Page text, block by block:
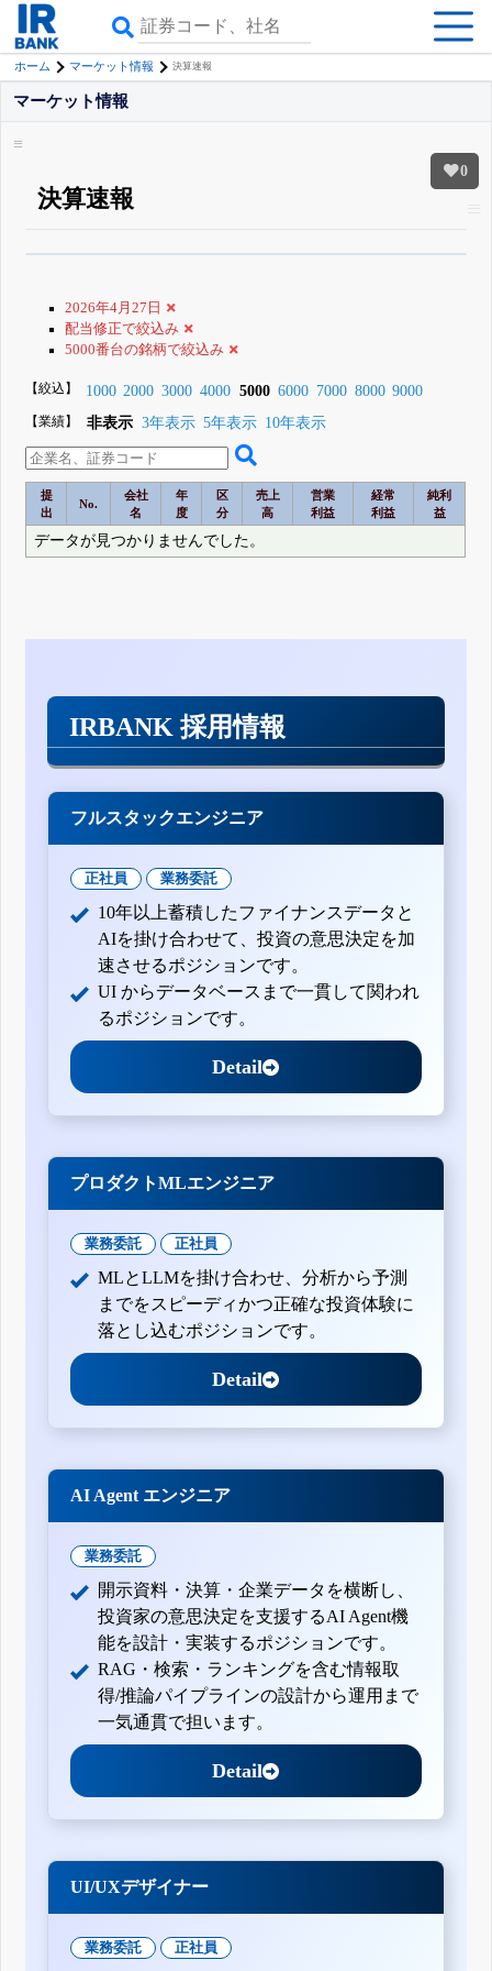
ホーム マーケット情報 決算速報
0
マーケット情報
決算速報
登録すると永久30%OFFと米株版の先行利用も付きます
2026年4月27日
配当修正で絞込み
5000番台の銘柄で絞込み
【絞込】 1000 2000 3000 4000 5000 6000 7000 8000 9000
【業績】 非表示 3年表示 5年表示 10年表示
提
出
No.
会社
名
年
度
区
分
売上
高
営業
利益
経常
利益
純利
益
データが見つかりませんでした。
IRBANK 採用情報
フルスタックエンジニア
正社員 業務委託
10年以上蓄積したファイナンスデータと
AIを掛け合わせて、投資の意思決定を加
速させるポジションです。
UI からデータベースまで一貫して関われ
るポジションです。
Detail
プロダクトMLエンジニア
業務委託 正社員
MLとLLMを掛け合わせ、分析から予測
までをスピーディかつ正確な投資体験に
落とし込むポジションです。
Detail
AI Agent エンジニア
業務委託
開示資料・決算・企業データを横断し、
投資家の意思決定を支援するAI Agent機
能を設計・実装するポジションです。
RAG・検索・ランキングを含む情報取
得/推論パイプラインの設計から運用まで
一気通貫で担います。
Detail
UI/UXデザイナー
業務委託 正社員